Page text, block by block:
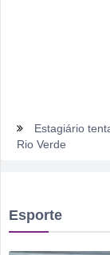
Estagiário
Rio Verde
Homem é
Esporte